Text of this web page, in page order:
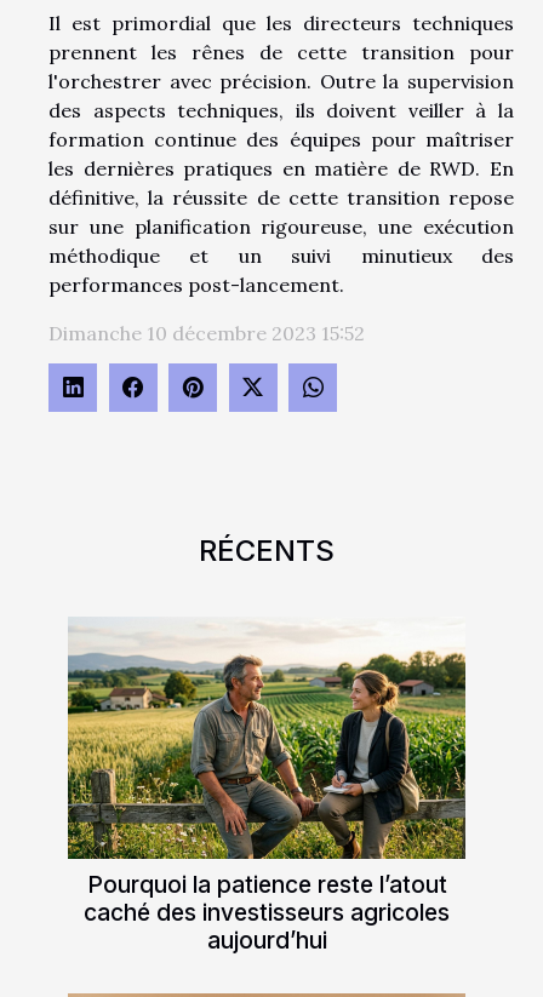
RÉCENTS
Pourquoi la patience reste l’atout
caché des investisseurs agricoles
aujourd’hui
Il est primordial que les directeurs techniques
prennent les rênes de cette transition pour
l'orchestrer avec précision. Outre la supervision
des aspects techniques, ils doivent veiller à la
formation continue des équipes pour maîtriser
les dernières pratiques en matière de RWD. En
définitive, la réussite de cette transition repose
sur une planification rigoureuse, une exécution
méthodique et un suivi minutieux des
performances post-lancement.
Dimanche 10 décembre 2023 15:52